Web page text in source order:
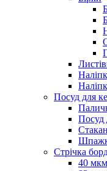
Посуд для
Посуд
Стрічка
40 мкм